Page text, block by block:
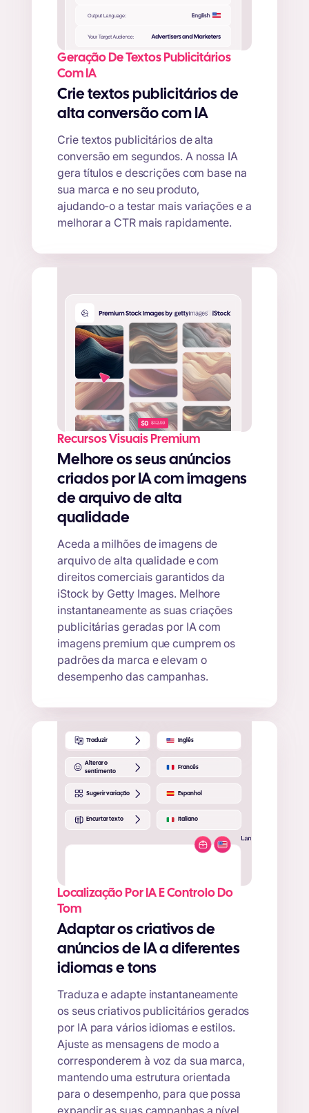
Geração De Textos Publicitários
Com IA
Crie textos publicitários de
alta conversão com IA
Crie textos publicitários de alta
conversão em segundos. A nossa IA
gera títulos e descrições com base na
sua marca e no seu produto,
ajudando-o a testar mais variações e a
melhorar a CTR mais rapidamente.
Recursos Visuais Premium
Melhore os seus anúncios
criados por IA com imagens
de arquivo de alta
qualidade
Aceda a milhões de imagens de
arquivo de alta qualidade e com
direitos comerciais garantidos da
iStock by Getty Images. Melhore
instantaneamente as suas criações
publicitárias geradas por IA com
imagens premium que cumprem os
padrões da marca e elevam o
desempenho das campanhas.
Traduzir Inglês
Alterar o
sentimento
Francês
Sugerir variação Espanhol
Encurtar texto Italiano
Liberte o poder da IA com AdCreative.ai! Gere criativos de
anúncios de alta conversão em minutos para o seu negócio.
Aumente as suas vendas hoje mesmo com AdCreative.ai.
Localização Por IA E Controlo Do
Tom
Adaptar os criativos de
anúncios de IA a diferentes
idiomas e tons
Traduza e adapte instantaneamente
os seus criativos publicitários gerados
por IA para vários idiomas e estilos.
Ajuste as mensagens de modo a
corresponderem à voz da sua marca,
mantendo uma estrutura orientada
para o desempenho, para que possa
expandir as suas campanhas a nível